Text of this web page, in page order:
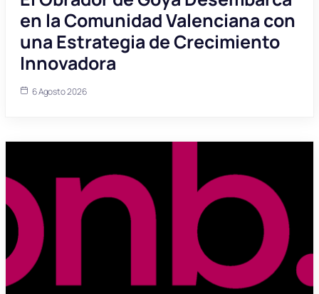
en la Comunidad Valenciana con
una Estrategia de Crecimiento
Innovadora
6 Agosto 2026